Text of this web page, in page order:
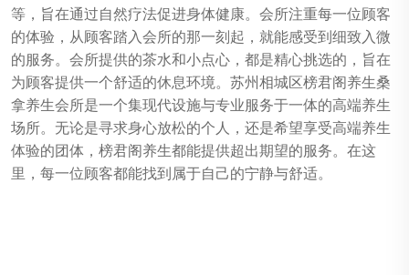
等，旨在通过自然疗法促进身体健康。会所注重每一位顾客
的体验，从顾客踏入会所的那一刻起，就能感受到细致入微
的服务。会所提供的茶水和小点心，都是精心挑选的，旨在
为顾客提供一个舒适的休息环境。苏州相城区榜君阁养生桑
拿养生会所是一个集现代设施与专业服务于一体的高端养生
场所。无论是寻求身心放松的个人，还是希望享受高端养生
体验的团体，榜君阁养生都能提供超出期望的服务。在这
里，每一位顾客都能找到属于自己的宁静与舒适。